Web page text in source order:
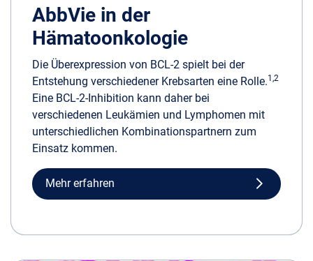
AbbVie in der
Hämatoonkologie
Die Überexpression von BCL-2 spielt bei der
Entstehung verschiedener Krebsarten eine Rolle.1,2
Eine BCL-2-Inhibition kann daher bei
verschiedenen Leukämien und Lymphomen mit
unterschiedlichen Kombinationspartnern zum
Einsatz kommen.
Mehr erfahren